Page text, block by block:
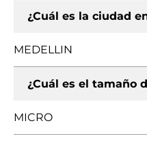
¿Cuál es la ciudad
MEDELLIN
¿Cuál es el tamaño
MICRO